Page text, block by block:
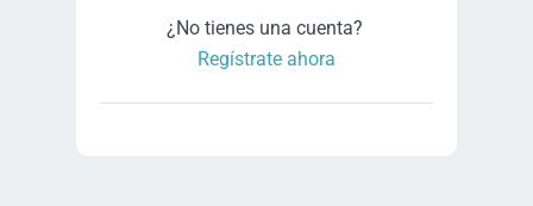
¿No tienes una cuenta?
Regístrate ahora